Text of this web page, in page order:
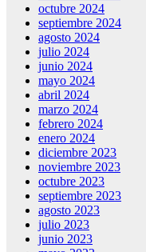
octubre 2024
septiembre 2024
agosto 2024
julio 2024
junio 2024
mayo 2024
abril 2024
marzo 2024
febrero 2024
enero 2024
diciembre 2023
noviembre 2023
octubre 2023
septiembre 2023
agosto 2023
julio 2023
junio 2023